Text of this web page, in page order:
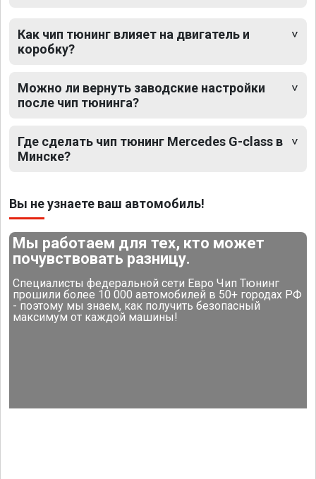
Как чип тюнинг влияет на двигатель и
коробку?
Можно ли вернуть заводские настройки
после чип тюнинга?
Где сделать чип тюнинг Mercedes G-class в
Минске?
Вы не узнаете ваш автомобиль!
Мы работаем для тех, кто может
почувствовать разницу.
Специалисты федеральной сети Евро Чип Тюнинг
прошили более 10 000 автомобилей в 50+ городах РФ
- поэтому мы знаем, как получить безопасный
максимум от каждой машины!